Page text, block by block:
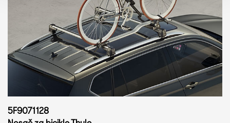
5F9071128